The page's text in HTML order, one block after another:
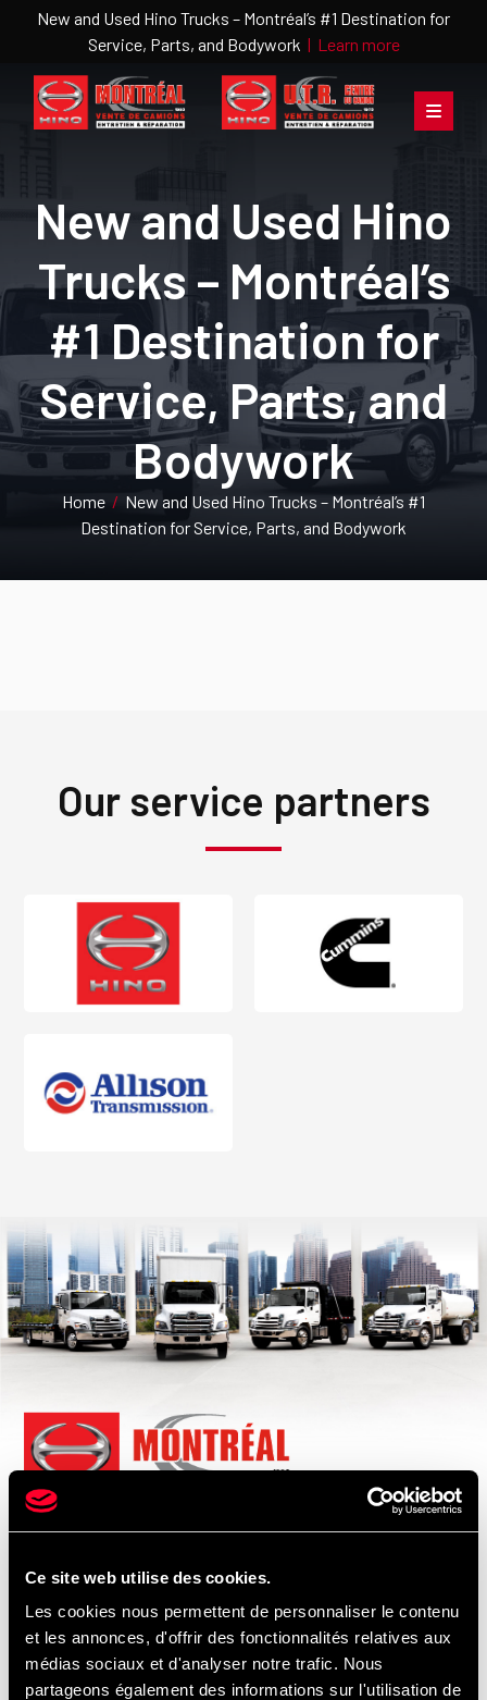
Ce site web utilise des cookies.
Les cookies nous permettent de personnaliser le contenu
et les annonces, d'offrir des fonctionnalités relatives aux
médias sociaux et d'analyser notre trafic. Nous
partageons également des informations sur l'utilisation de
New and Used Hino Trucks – Montréal’s #1 Destination for
Service, Parts, and Bodywork | Learn more
New and Used Hino
Trucks – Montréal’s
#1 Destination for
Service, Parts, and
Bodywork
Home / New and Used Hino Trucks – Montréal’s #1
Destination for Service, Parts, and Bodywork
Our service partners
7700, rue Saint-Patrick
View map
(514) 631-7613
Email